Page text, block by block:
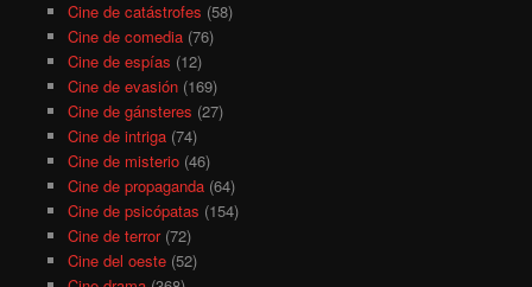
Cine de catástrofes (58)
Cine de comedia(76)
Cine de espías (12)
Cine de evasión(169)
Cine de gánsteres (27)
Cine de intriga(74)
Cine de misterio(46)
Cine de propaganda(64)
Cine de psicópatas (154)
Cine de terror(72)
Cine del oeste(52)